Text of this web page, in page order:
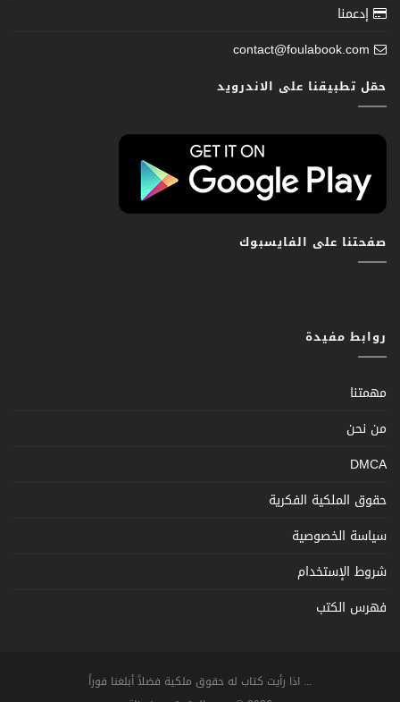
إدعمنا
contact@foulabook.com
حمّل تطبيقنا على الاندرويد
صفحتنا على الفايسبوك
روابط مفيدة
مهمتنا
من نحن
DMCA
حقوق الملكية الفكرية
سياسة الخصوصية
شروط الإستخدام
فهرس الكتب
... اذا رأيت كتاب له حقوق ملكية فضلاً أبلغنا فوراً